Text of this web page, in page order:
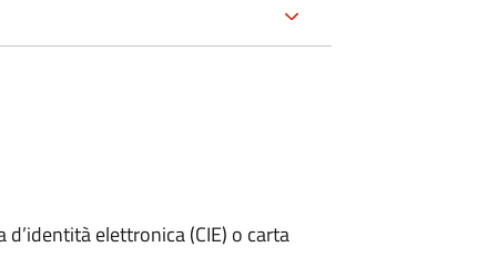
elettronica (CIE) o carta